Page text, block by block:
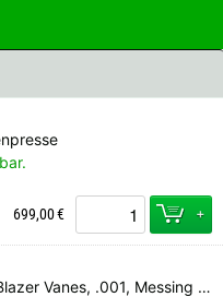
699,00€ +
20" ArcherOpterX, 2" Blazer Vanes, .001, Messing Insert, Ravin Nock